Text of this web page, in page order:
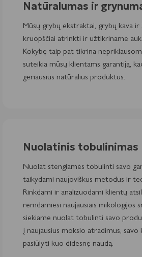
Natūralumas ir
Mūsų grybų ekstraktai, grybų kava ir
kruopščiai atrinkti ir užtikriname
Kokybę taip pat tikrina
suteikia mūsų klientams garantiją,
geriausius natūralius produktus.
Nuolatinis tobulinimas
Nuolat stengiamės tobulinti savo
taikydami naujoviškus metodus ir
Rinkdami ir analizuodami klientų
remdamiesi naujausiais mikologijos
siekiame nuolat tobulinti savo
į naujausius mokslo atradimus, savo
pasiūlyti kuo didesnę naudą.